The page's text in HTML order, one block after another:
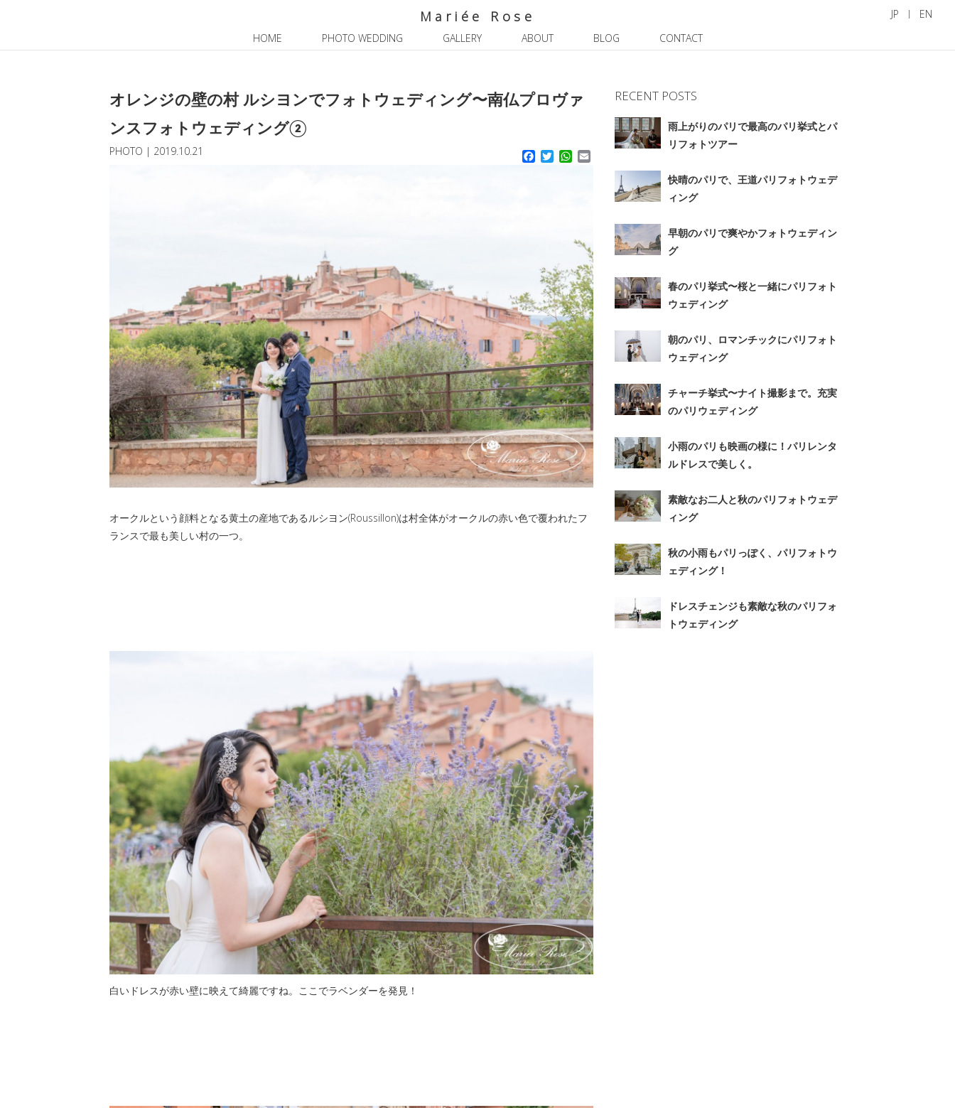
Mariée Rose
HOME PHOTO WEDDING GALLERY ABOUT BLOG CONTACT
JP EN
オレンジの壁の村 ルシヨンでフォトウェディング〜南仏プロヴァ
ンスフォトウェディング②
PHOTO | 2019.10.21 Facebook
TwitterWhatsApp
Email
オークルという顔料となる黄土の産地であるルシヨン(Roussillon)は村全体がオークルの赤い色で覆われたフ
ランスで最も美しい村の一つ。
白いドレスが赤い壁に映えて綺麗ですね。ここでラベンダーを発見！
RECENT POSTS
雨上がりのパリで最高のパリ挙式とパ
リフォトツアー
快晴のパリで、王道パリフォトウェデ
ィング
早朝のパリで爽やかフォトウェディン
グ
春のパリ挙式〜桜と一緒にパリフォト
ウェディング
朝のパリ、ロマンチックにパリフォト
ウェディング
チャーチ挙式〜ナイト撮影まで。充実
のパリウェディング
小雨のパリも映画の様に！パリレンタ
ルドレスで美しく。
素敵なお二人と秋のパリフォトウェデ
ィング
秋の小雨もパリっぽく、パリフォトウ
ェディング！
ドレスチェンジも素敵な秋のパリフォ
トウェディング